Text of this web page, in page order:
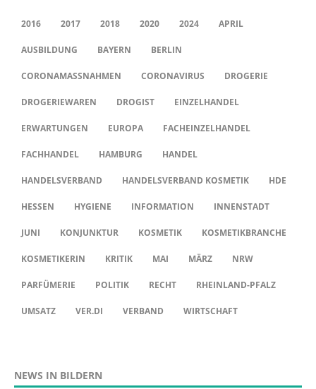
2016 2017 2018 2020 2024 APRIL
AUSBILDUNG BAYERN BERLIN
CORONAMASSNAHMEN CORONAVIRUS DROGERIE
DROGERIEWAREN DROGIST EINZELHANDEL
ERWARTUNGEN EUROPA FACHEINZELHANDEL
FACHHANDEL HAMBURG HANDEL
HANDELSVERBAND HANDELSVERBAND KOSMETIK HDE
HESSEN HYGIENE INFORMATION INNENSTADT
JUNI KONJUNKTUR KOSMETIK KOSMETIKBRANCHE
KOSMETIKERIN KRITIK MAI MÄRZ NRW
PARFÜMERIE POLITIK RECHT RHEINLAND-PFALZ
UMSATZ VER.DI VERBAND WIRTSCHAFT
NEWS IN BILDERN